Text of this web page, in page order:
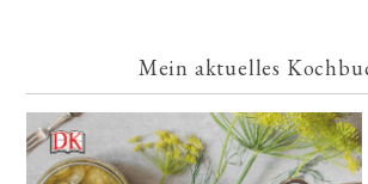
Mein aktuelles